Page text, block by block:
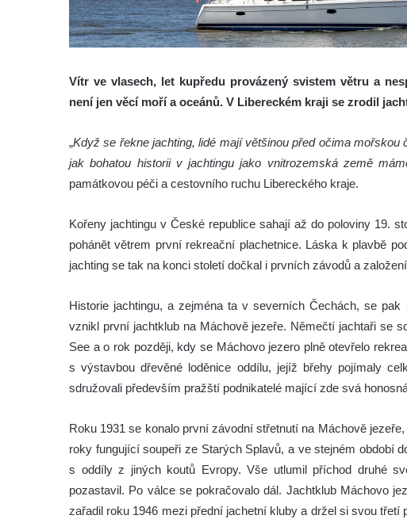
Vítr ve vlasech, let kupředu provázený svistem větru a
není jen věcí moří a oceánů. V Libereckém kraji se zrodil
„Když se řekne jachting, lidé mají většinou před očima
jak bohatou historii v jachtingu jako vnitrozemská země
památkovou péči a cestovního ruchu Libereckého kraje.
Kořeny jachtingu v České republice sahají až do poloviny 19.
pohánět větrem první rekreační plachetnice. Láska k plavbě
jachting se tak na konci století dočkal i prvních závodů a
Historie jachtingu, a zejména ta v severních Čechách, se
vznikl první jachtklub na Máchově jezeře. Němečtí jachtaři se
See a o rok později, kdy se Máchovo jezero plně otevřelo
s výstavbou dřevěné loděnice oddílu, jejíž břehy pojímaly
sdružovali především pražští podnikatelé mající zde svá
Roku 1931 se konalo první závodní střetnutí na Máchově
roky fungující soupeři ze Starých Splavů, a ve stejném období
s oddíly z jiných koutů Evropy. Vše utlumil příchod druhé
pozastavil. Po válce se pokračovalo dál. Jachtklub Máchovo
zařadil roku 1946 mezi přední jachetní kluby a držel si svou